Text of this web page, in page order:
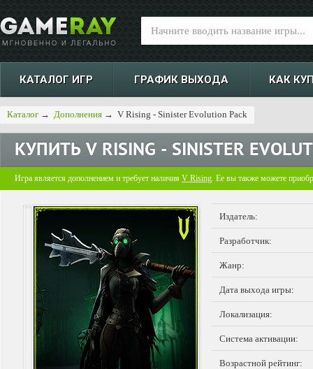
КАТАЛОГ ИГР ГРАФИК ВЫХОДА КАК
Каталог → Дополнения → V Rising - Sinister Evolution Pack
КУПИТЬ V RISING - SINISTER
Игра является дополнением и требует наличия V Rising. Ее вы также можете
Издатель:
Разработчик:
Жанр:
Дата выхода игры:
Локализация:
Система активации:
Возрастной рейтинг: